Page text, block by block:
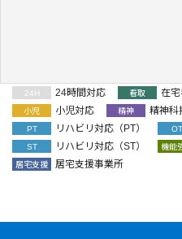
24H 24時間対応 看取 在
小児 小児対応 精神 精神科
PT リハビリ対応（PT） OT
ST リハビリ対応（ST） 機能
居宅支援 居宅支援事業所